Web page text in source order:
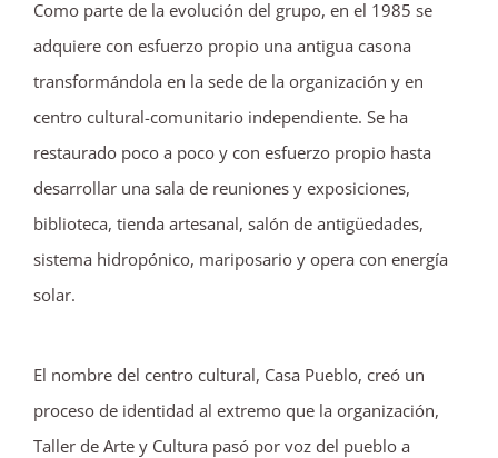
Como parte de la evolución del grupo, en el 1985 se
adquiere con esfuerzo propio una antigua casona
transformándola en la sede de la organización y en
centro cultural-comunitario independiente. Se ha
restaurado poco a poco y con esfuerzo propio hasta
desarrollar una sala de reuniones y exposiciones,
biblioteca, tienda artesanal, salón de antigüedades,
sistema hidropónico, mariposario y opera con energía
solar.
El nombre del centro cultural, Casa Pueblo, creó un
proceso de identidad al extremo que la organización,
Taller de Arte y Cultura pasó por voz del pueblo a